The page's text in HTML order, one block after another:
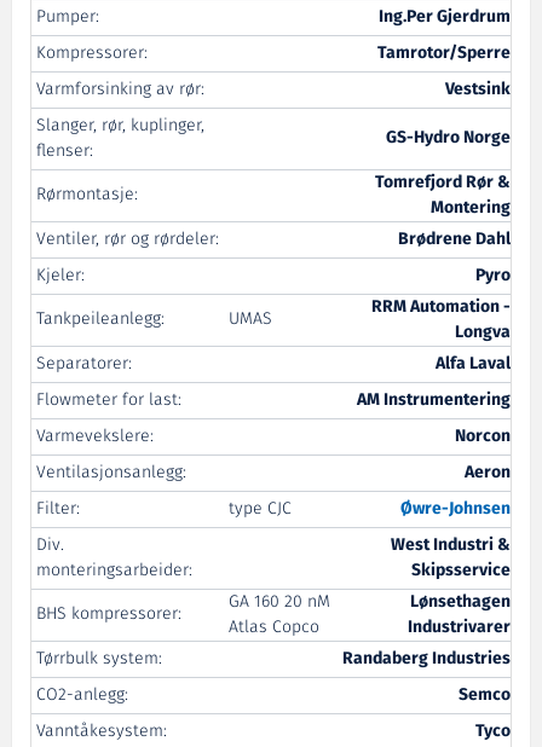
Pumper:
Ing.Per Gjerdrum
Kompressorer:
Tamrotor/Sperre
Varmforsinking av rør:
Vestsink
Slanger, rør, kuplinger,
flenser:
GS-Hydro Norge
Rørmontasje:
Tomrefjord Rør &
Montering
Ventiler, rør og rørdeler:
Brødrene Dahl
Kjeler:
Pyro
Tankpeileanlegg:
UMAS
RRM Automation -
Longva
Separatorer:
Alfa Laval
Flowmeter for last:
AM Instrumentering
Varmevekslere:
Norcon
Ventilasjonsanlegg:
Aeron
Filter:
type CJC Øwre-Johnsen
Div.
monteringsarbeider:
West Industri &
Skipsservice
BHS kompressorer:
GA 160 20 nM
Atlas Copco
Lønsethagen
Industrivarer
Tørrbulk system:
Randaberg Industries
CO2-anlegg:
Semco
Vanntåkesystem:
Tyco